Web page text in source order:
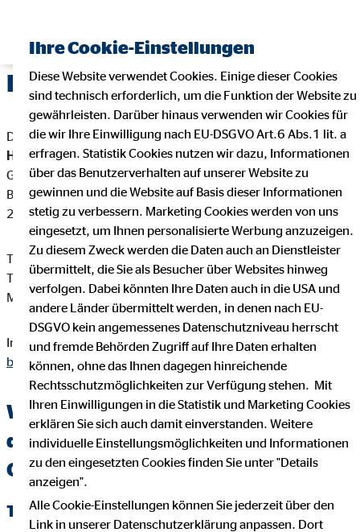
Impressum
Dieser Internetauftritt ist ein Angebot von:
Heiko Binder
Generalagent für die OVB Vermögensberatung AG
Barderuper Dörpstraat 8
24988 Oeversee - Barderup
Telefon: +49 4630 9377207
Telefax: +49 4630 9377208
Mail:hbinder@ovb.de
Internet:https://www.ovb.de/finanzberater/barderup-heiko-
binder.html
Wichtige Kundeninformationen über
den OVB Berater Heiko Binder in
Oeversee - Barderup
Tätigkeitsart
Ihre Cookie-Einstellungen
Diese Website verwendet Cookies. Einige dieser Cookies
sind technisch erforderlich, um die Funktion der Website zu
gewährleisten. Darüber hinaus verwenden wir Cookies für
die wir Ihre Einwilligung nach EU-DSGVO Art.6 Abs.1 lit. a
erfragen. Statistik Cookies nutzen wir dazu, Informationen
über das Benutzerverhalten auf unserer Website zu
gewinnen und die Website auf Basis dieser Informationen
stetig zu verbessern. Marketing Cookies werden von uns
eingesetzt, um Ihnen personalisierte Werbung anzuzeigen.
Zu diesem Zweck werden die Daten auch an Dienstleister
übermittelt, die Sie als Besucher über Websites hinweg
verfolgen. Dabei könnten Ihre Daten auch in die USA und
andere Länder übermittelt werden, in denen nach EU-
DSGVO kein angemessenes Datenschutzniveau herrscht
und fremde Behörden Zugriff auf Ihre Daten erhalten
können, ohne das Ihnen dagegen hinreichende
Rechtsschutzmöglichkeiten zur Verfügung stehen. Mit
Ihren Einwilligungen in die Statistik und Marketing Cookies
erklären Sie sich auch damit einverstanden. Weitere
individuelle Einstellungsmöglichkeiten und Informationen
zu den eingesetzten Cookies finden Sie unter "Details
anzeigen".
Alle Cookie-Einstellungen können Sie jederzeit über den
Link in unserer Datenschutzerklärung anpassen. Dort